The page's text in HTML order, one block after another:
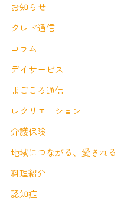
お知らせ
クレド通信
コラム
デイサービス
まごころ通信
レクリエーション
介護保険
地域につながる、愛される
料理紹介
認知症